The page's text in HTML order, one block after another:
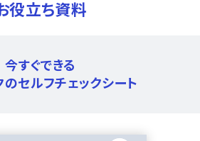
役立ち資料
今すぐできる
のセルフチェックシート